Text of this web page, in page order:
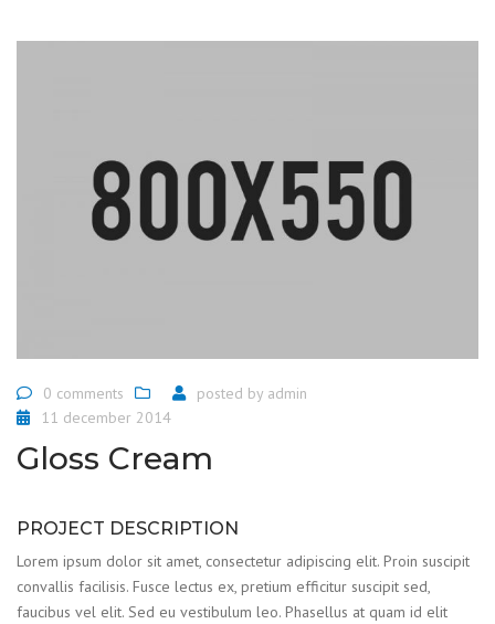
0 comments posted by admin
11 december 2014
Gloss Cream
PROJECT DESCRIPTION
Lorem ipsum dolor sit amet, consectetur adipiscing elit. Proin suscipit
convallis facilisis. Fusce lectus ex, pretium efficitur suscipit sed,
faucibus vel elit. Sed eu vestibulum leo. Phasellus at quam id elit